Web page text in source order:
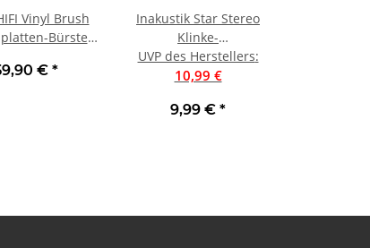
Vinyl Brush
Bürste
| Neu
€ *
Inakustik Star Stereo
Klinke-
Verlängerungskabel
vergoldet | 3,0 m
UVP des Herstellers:
10,99 €
9,99 € *